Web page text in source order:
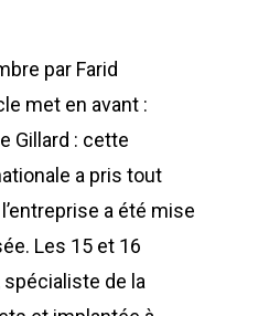
par Farid
met en avant :
Gillard : cette
a pris tout
a été mise
Les 15 et 16
spécialiste de la